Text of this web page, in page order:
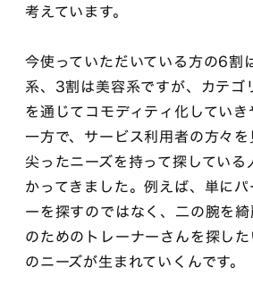
考えています。
今使っていただいている方の6割
系、3割は美容系ですが、カテゴ
を通じてコモディティ化していき
一方で、サービス利用者の方々
尖ったニーズを持って探してい
かってきました。例えば、単に
ーを探すのではなく、二の腕を
のためのトレーナーさんを探し
のニーズが生まれていくんです。